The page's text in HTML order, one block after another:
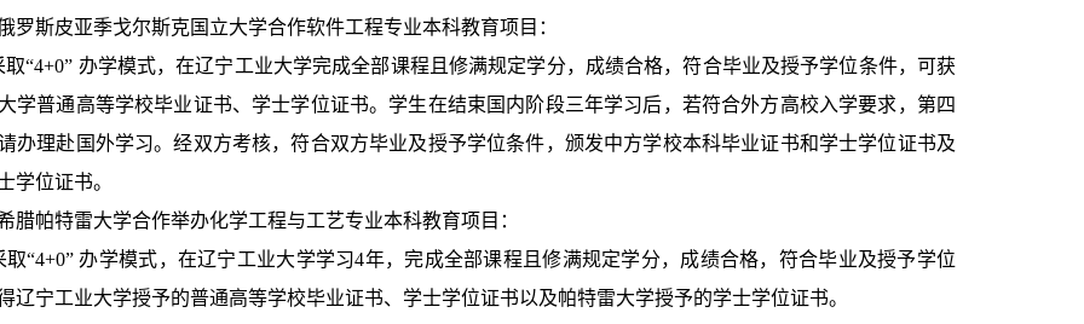
罗斯皮亚季戈尔斯克国立大学合作软件工程专业本科教育项目：
取“4+0” 办学模式，在辽宁工业大学完成全部课程且修满规定学分，成绩合格，符合毕业及授予学位条件，可获
学普通高等学校毕业证书、学士学位证书。 学生在结束国内阶段三年学习后，若符合外方高校入学要求，第四
办理赴国外学习。经双方考核，符合双方毕业及授予学位条件，颁发中方学校本科毕业证书和学士学位证书及
学位证书。
腊帕特雷大学合作举办化学工程与工艺专业本科教育项目：
取“4+0” 办学模式，在辽宁工业大学学习4年，完成全部课程且修满规定学分，成绩合格，符合毕业及授予学位
辽宁工业大学授予的普通高等学校毕业证书、学士学位证书以及帕特雷大学授予的学士学位证书。